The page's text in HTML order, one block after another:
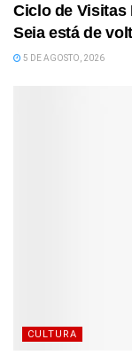
Ciclo de Visitas
Seia está de
5 DE AGOSTO, 2026
CULTURA